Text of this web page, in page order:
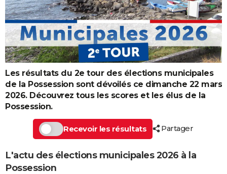
Les résultats du 2e tour des élections municipales
de la Possession sont dévoilés ce dimanche 22 mars
2026. Découvrez tous les scores et les élus de la
Possession.
Recevoir les résultats Partager
L'actu des élections municipales 2026 à la
Possession